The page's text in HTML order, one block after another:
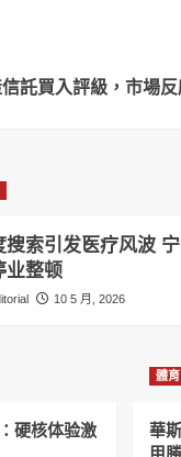
託買入評級，市場
搜索引发医疗风波
业整顿
10 5 月, 2026
硬核体验激
體育
華
甲